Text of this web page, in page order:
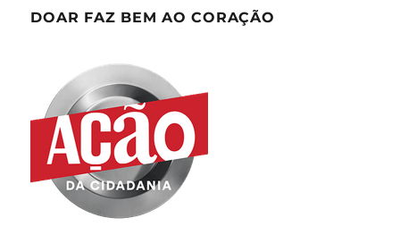
DOAR FAZ BEM AO CORAÇÃO